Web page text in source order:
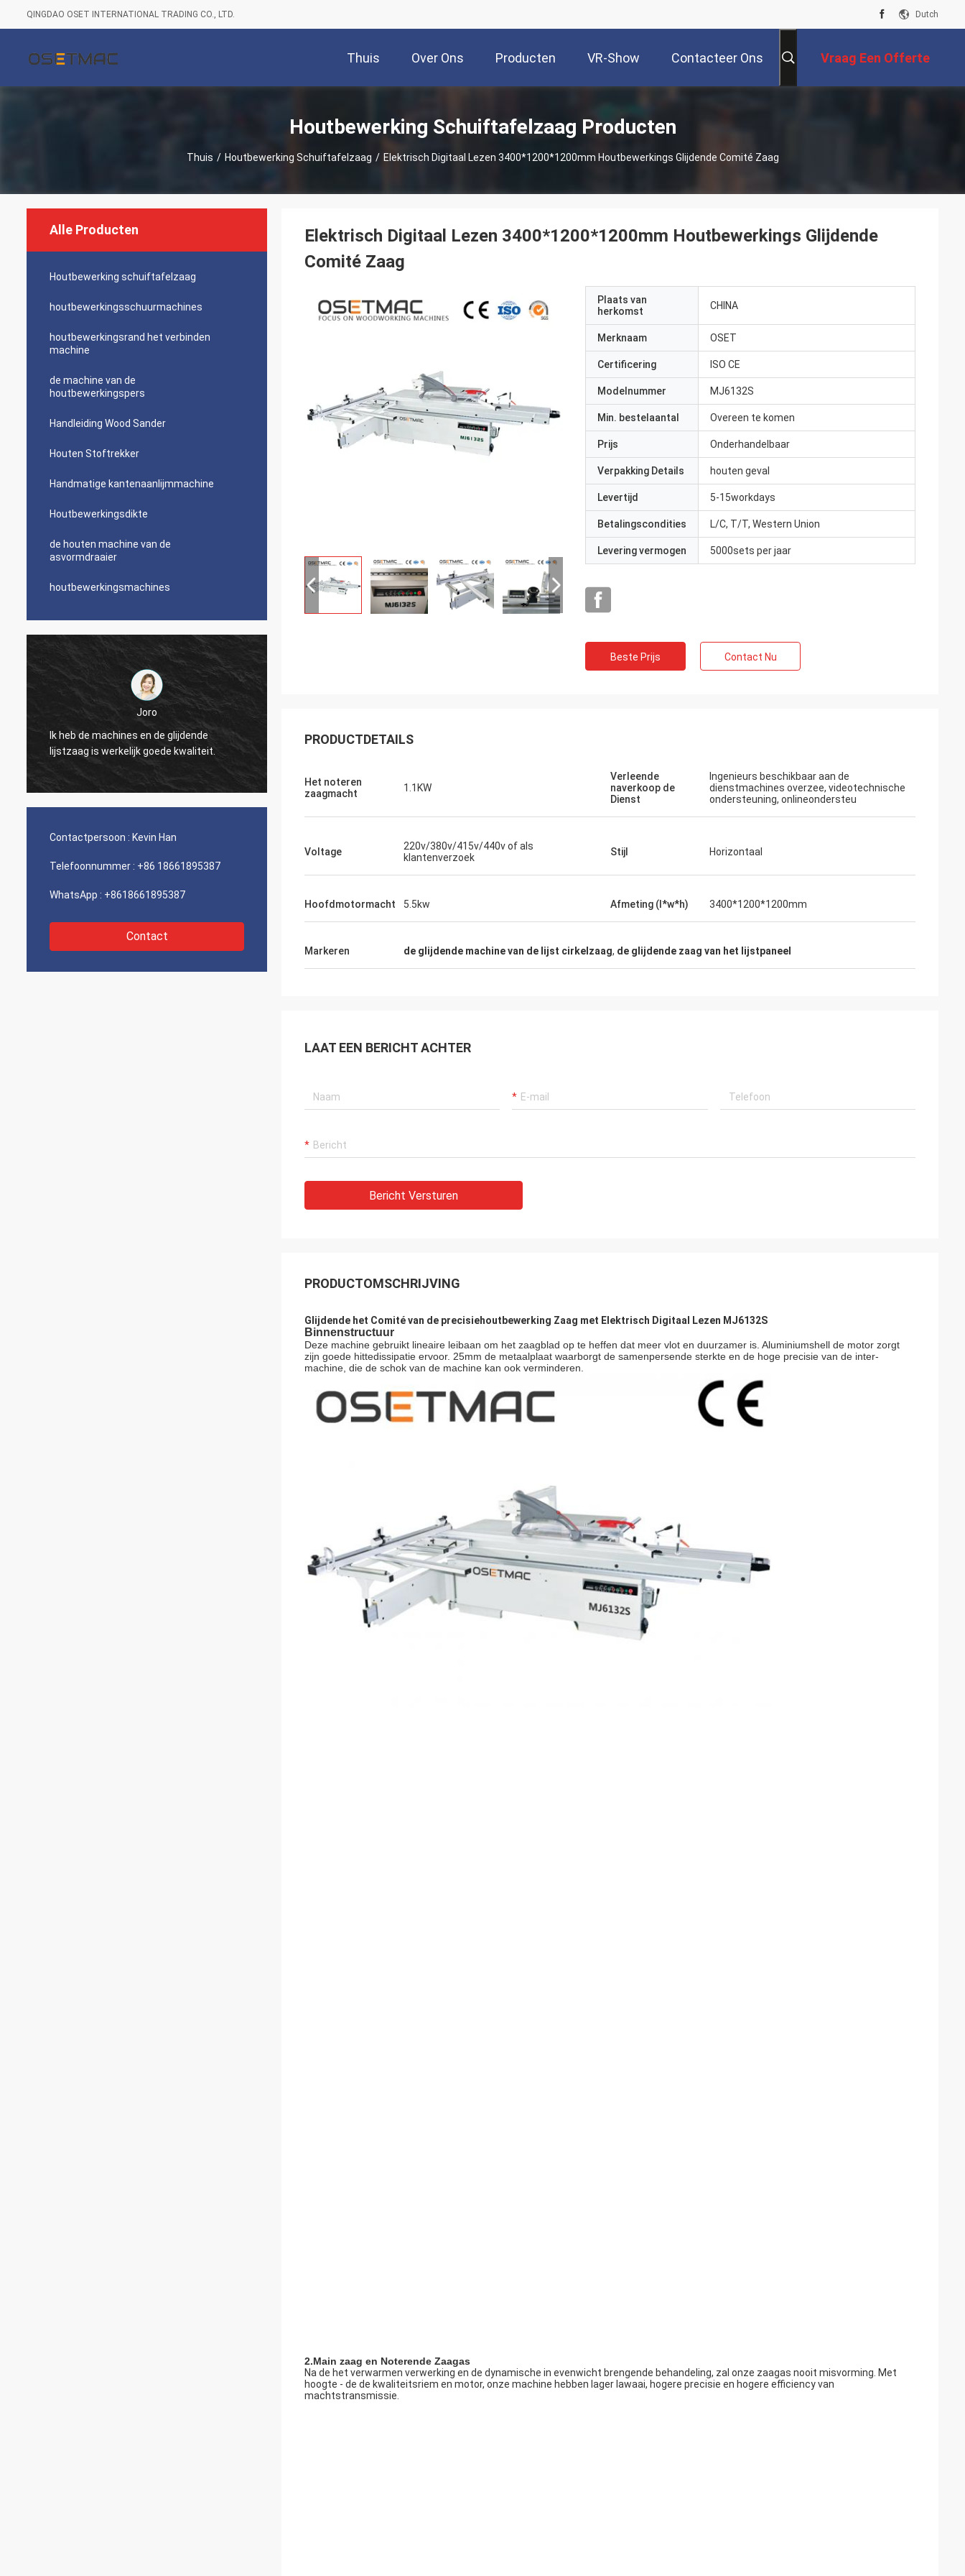
QINGDAO OSET INTERNATIONAL TRADING CO., LTD. Dutch
Thuis Over Ons Producten VR-Show Contacteer Ons Vraag Een Offerte
Houtbewerking Schuiftafelzaag Producten
Thuis / Houtbewerking Schuiftafelzaag / Elektrisch Digitaal Lezen 3400*1200*1200mm Houtbewerkings Glijdende Comité Zaag
Alle Producten
Houtbewerking schuiftafelzaag
houtbewerkingsschuurmachines
houtbewerkingsrand het verbinden
machine
de machine van de
houtbewerkingspers
Handleiding Wood Sander
Houten Stoftrekker
Handmatige kantenaanlijmmachine
Houtbewerkingsdikte
de houten machine van de
asvormdraaier
houtbewerkingsmachines
Joro
Ik heb de machines en de glijdende
lijstzaag is werkelijk goede kwaliteit.
Contactpersoon : Kevin Han
Telefoonnummer : +86 18661895387
WhatsApp : +8618661895387
Contact
Elektrisch Digitaal Lezen 3400*1200*1200mm Houtbewerkings Glijdende
Comité Zaag
Plaats van
herkomst
CHINA
Merknaam OSET
Certificering ISO CE
Modelnummer MJ6132S
Min. bestelaantal Overeen te komen
Prijs Onderhandelbaar
Verpakking Details houten geval
Levertijd 5-15workdays
Betalingscondities L/C, T/T, Western Union
Levering vermogen 5000sets per jaar
Beste Prijs Contact Nu
PRODUCTDETAILS
Het noteren
zaagmacht
1.1KW
Verleende
naverkoop de
Dienst
Ingenieurs beschikbaar aan de
dienstmachines overzee, videotechnische
ondersteuning, onlineondersteu
Voltage
220v/380v/415v/440v of als
klantenverzoek
Stijl Horizontaal
Hoofdmotormacht 5.5kw Afmeting (l*w*h) 3400*1200*1200mm
Markeren de glijdende machine van de lijst cirkelzaag, de glijdende zaag van het lijstpaneel
LAAT EEN BERICHT ACHTER
Bericht Versturen
PRODUCTOMSCHRIJVING
Glijdende het Comité van de precisiehoutbewerking Zaag met Elektrisch Digitaal Lezen MJ6132S
Binnenstructuur
Deze machine gebruikt lineaire leibaan om het zaagblad op te heffen dat meer vlot en duurzamer is. Aluminiumshell de motor zorgt
zijn goede hittedissipatie ervoor. 25mm de metaalplaat waarborgt de samenpersende sterkte en de hoge precisie van de inter-
machine, die de schok van de machine kan ook verminderen.
2.Main zaag en Noterende Zaagas
Na de het verwarmen verwerking en de dynamische in evenwicht brengende behandeling, zal onze zaagas nooit misvorming. Met
hoogte - de de kwaliteitsriem en motor, onze machine hebben lager lawaai, hogere precisie en hogere efficiency van
machtstransmissie.